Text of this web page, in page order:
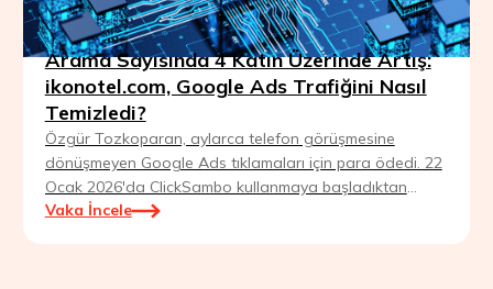
Arama Sayısında 4 Katın Üzerinde Artış:
ikonotel.com, Google Ads Trafiğini Nasıl
Temizledi?
Özgür Tozkoparan, aylarca telefon görüşmesine
dönüşmeyen Google Ads tıklamaları için para ödedi. 22
Ocak 2026'da ClickSambo kullanmaya başladıktan
sonra Smart Bidding'in kaliteli trafiğe göre yeniden
Vaka İncele